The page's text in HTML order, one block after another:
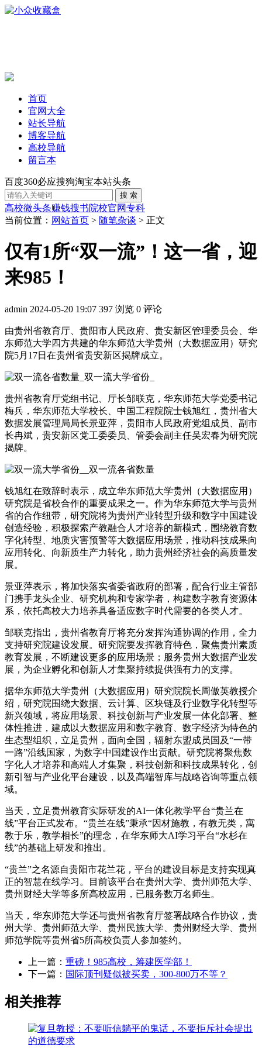
首页
官网大全
站长导航
博客导航
高校导航
留言本
百度360必应搜狗淘宝本站头条
高校微头条赚钱搜书院校官网专科
当前位置： 网站首页 > 随笔杂谈 > 正文
仅有1所“双一流”！这一省，迎
来985！
admin 2024-05-20 19:07 397 浏览 0 评论
由贵州省教育厅、贵阳市人民政府、贵安新区管理委员会、华
东师范大学四方共建的华东师范大学贵州（大数据应用）研究
院5月17日在贵州省贵安新区揭牌成立。
贵州省教育厅党组书记、厅长邹联克，华东师范大学党委书记
梅兵，华东师范大学校长、中国工程院院士钱旭红，贵州省大
数据发展管理局局长景亚萍，贵阳市人民政府党组成员、副市
长冉斌，贵安新区党工委委员、管委会副主任吴宏春为研究院
揭牌。
钱旭红在致辞时表示，成立华东师范大学贵州（大数据应用）
研究院是省校合作的重要成果之一。作为华东师范大学与贵州
省的合作纽带，研究院将为贵州产业转型升级和数字中国建设
创造经验，积极探索产教融合人才培养的新模式，围绕教育数
字化转型、地质灾害预警等大数据应用场景，推动科技成果向
应用转化、向新质生产力转化，助力贵州经济社会的高质量发
展。
景亚萍表示，将加快落实省委省政府的部署，配合行业主管部
门携手龙头企业、研究机构和专家学者，构建数字教育资源体
系，依托高校大力培养具备适应数字时代需要的各类人才。
邹联克指出，贵州省教育厅将充分发挥沟通协调的作用，全力
支持研究院建设发展。研究院要发挥教育特色，聚焦贵州素质
教育发展，不断建设更多的应用场景；服务贵州大数据产业发
展，为企业孵化和创新人才集聚持续提供强有力的支撑。
据华东师范大学贵州（大数据应用）研究院院长周傲英教授介
绍，研究院围绕大数据、云计算、区块链及行业数字化转型等
新兴领域，将应用场景、科技创新与产业发展一体化部署、整
体性推进，建成以大数据应用和数字教育、数字经济为特色的
生态型组织，立足贵州，面向全国，辐射东盟成员国及“一带
一路”沿线国家，为数字中国建设作出贡献。研究院将聚焦数
字化人才培养和高端人才集聚，科技创新和科技成果转化，创
新引智与产业化平台建设，以及高端智库与战略咨询等重点领
域。
当天，立足贵州教育实际研发的AI一体化教学平台“贵兰在
线”平台正式发布。“贵兰在线”秉承“因材施教，有教无类，寓
教于乐，教学相长”的理念，在华东师大AI学习平台“水杉在
线”的基础上研发和推出。
“贵兰”之名源自贵阳市花兰花，平台的建设目标是支持实现真
正的智慧在线学习。目前该平台在贵州大学、贵州师范大学、
贵州财经大学等多所高校应用，已服务数万名师生。
当天，华东师范大学还与贵州省教育厅签署战略合作协议，贵
州大学、贵州师范大学、贵州民族大学、贵州财经大学、贵州
师范学院等贵州省5所高校负责人参加签约。
上一篇： 重磅！985高校，筹建医学部！
下一篇： 国际顶刊疑似被买卖，300-800万不等？
相关推荐